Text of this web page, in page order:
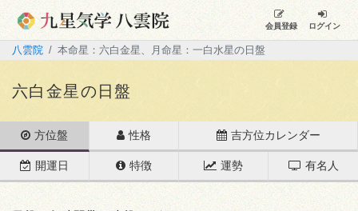
会員登録 ログイン
八雲院 本命星：六白金星、月命星：一白水星の日盤
六白金星の日盤
方位盤 性格 吉方位カレンダー
開運日 特徴 運勢 有名人